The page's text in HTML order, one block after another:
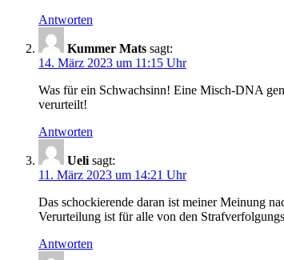
Antworten
Kummer Mats sagt:
14. März 2023 um 11:15 Uhr
Was für ein Schwachsinn! Eine Misch-DNA
verurteilt!
Antworten
Ueli sagt:
11. März 2023 um 14:21 Uhr
Das schockierende daran ist meiner Meinung
Verurteilung ist für alle von den
Antworten